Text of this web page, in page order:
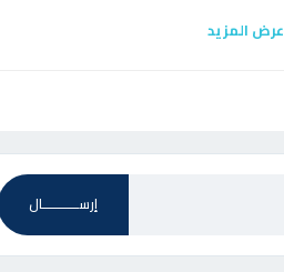
عرض المزيد
إرســـــــــــال